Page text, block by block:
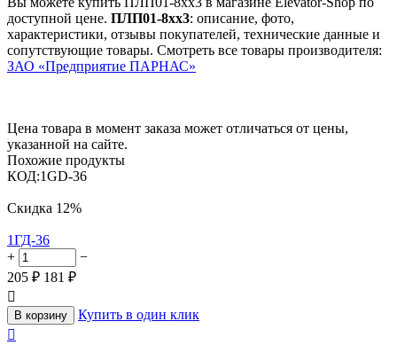
доступной цене. ПЛП01-8хх3: описание, фото,
характеристики, отзывы покупателей, технические данные и
сопутствующие товары. Смотреть все товары производителя:
ЗАО «Предприятие ПАРНАС»
Цена товара в момент заказа может отличаться от цены,
указанной на сайте.
Похожие продукты
КОД:1GD-36
Скидка 12%
1ГД-36
+
−
205 ₽ 181 ₽

В корзину
Купить в один клик
